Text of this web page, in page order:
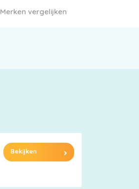
Merken vergelijken
Bekijken